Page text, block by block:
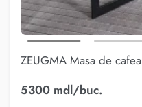
ZEUGMA Masa de cafea
5300 mdl/buc.